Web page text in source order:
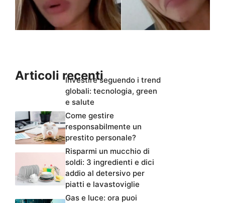
Articoli recentiInvestire seguendo i trend
globali: tecnologia, green
e salute
Come gestire
responsabilmente un
prestito personale?
Risparmi un mucchio di
soldi: 3 ingredienti e dici
addio al detersivo per
piatti e lavastoviglie
Gas e luce: ora puoi